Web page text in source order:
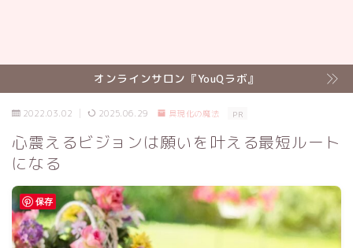
オンラインサロン『YouQラボ』
2022.03.02 2025.06.29 具現化の魔法 PR
心震えるビジョンは願いを叶える最短ルート
になる
保存